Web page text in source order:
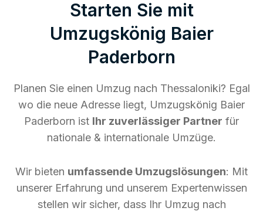
Starten Sie mit
Umzugskönig Baier
Paderborn
Planen Sie einen Umzug nach Thessaloniki? Egal
wo die neue Adresse liegt, Umzugskönig Baier
Paderborn ist Ihr zuverlässiger Partner für
nationale & internationale Umzüge.
Wir bieten umfassende Umzugslösungen: Mit
unserer Erfahrung und unserem Expertenwissen
stellen wir sicher, dass Ihr Umzug nach